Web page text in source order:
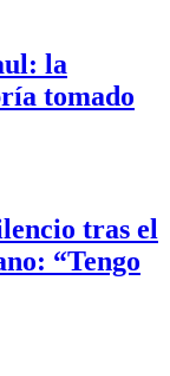
la
tomado
tras el
“Tengo